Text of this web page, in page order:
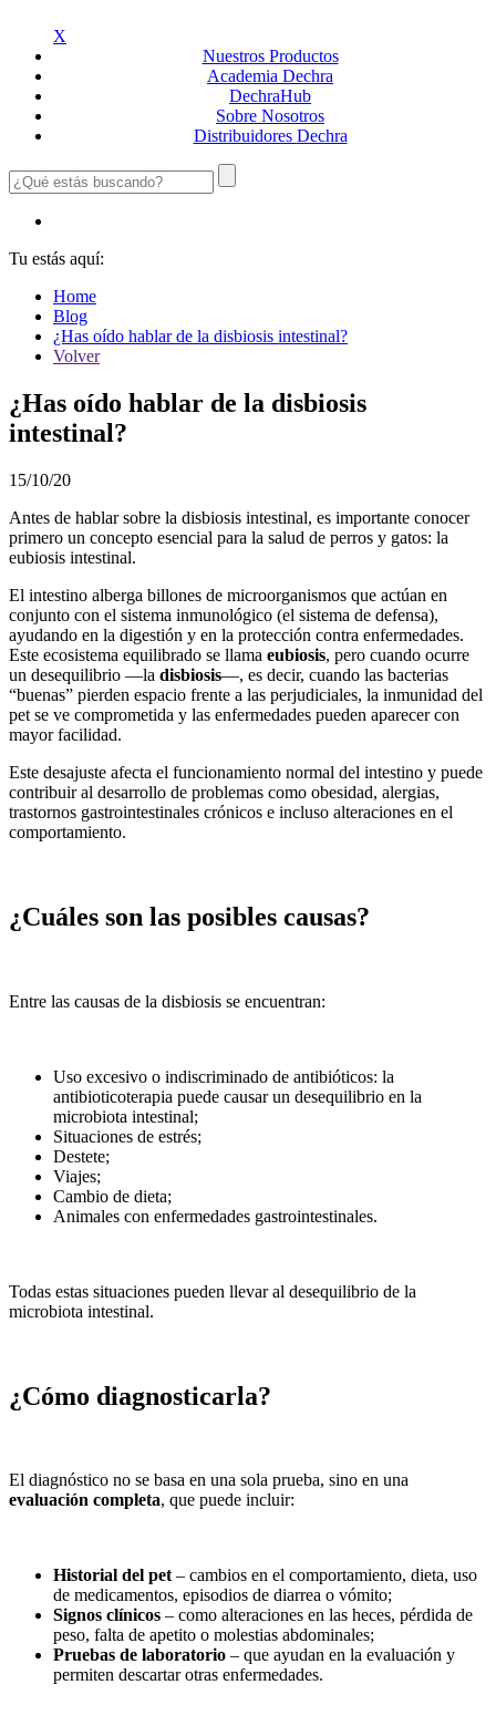
X
Nuestros Productos
Academia Dechra
DechraHub
Sobre Nosotros
Distribuidores Dechra
Tu estás aquí:
Home
Blog
¿Has oído hablar de la disbiosis intestinal?
Volver
¿Has oído hablar de la disbiosis
intestinal?
15/10/20
Antes de hablar sobre la disbiosis intestinal, es importante conocer
primero un concepto esencial para la salud de perros y gatos: la
eubiosis intestinal.
El intestino alberga billones de microorganismos que actúan en
conjunto con el sistema inmunológico (el sistema de defensa),
ayudando en la digestión y en la protección contra enfermedades.
Este ecosistema equilibrado se llama eubiosis, pero cuando ocurre
un desequilibrio —la disbiosis—, es decir, cuando las bacterias
“buenas” pierden espacio frente a las perjudiciales, la inmunidad del
pet se ve comprometida y las enfermedades pueden aparecer con
mayor facilidad.
Este desajuste afecta el funcionamiento normal del intestino y puede
contribuir al desarrollo de problemas como obesidad, alergias,
trastornos gastrointestinales crónicos e incluso alteraciones en el
comportamiento.
¿Cuáles son las posibles causas?
Entre las causas de la disbiosis se encuentran:
Uso excesivo o indiscriminado de antibióticos: la
antibioticoterapia puede causar un desequilibrio en la
microbiota intestinal;
Situaciones de estrés;
Destete;
Viajes;
Cambio de dieta;
Animales con enfermedades gastrointestinales.
Todas estas situaciones pueden llevar al desequilibrio de la
microbiota intestinal.
¿Cómo diagnosticarla?
El diagnóstico no se basa en una sola prueba, sino en una
evaluación completa, que puede incluir:
Historial del pet– cambios en el comportamiento, dieta, uso
de medicamentos, episodios de diarrea o vómito;
Signos clínicos – como alteraciones en las heces, pérdida de
peso, falta de apetito o molestias abdominales;
Pruebas de laboratorio – que ayudan en la evaluación y
permiten descartar otras enfermedades.